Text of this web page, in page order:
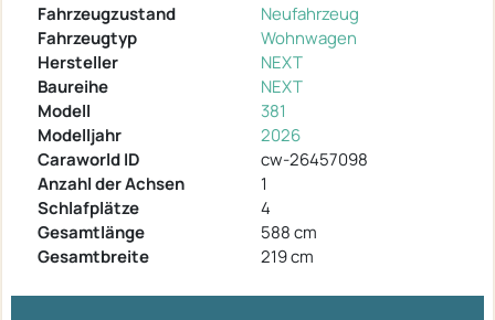
Fahrzeugzustand
Neufahrzeug
Fahrzeugtyp
Wohnwagen
Hersteller
NEXT
Baureihe
NEXT
Modell
381
Modelljahr
2026
Caraworld ID
cw-26457098
Anzahl der Achsen
1
Schlafplätze
4
Gesamtlänge
588 cm
Gesamtbreite
219 cm